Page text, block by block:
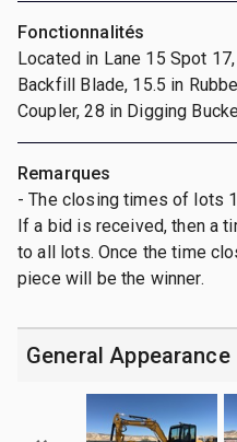
Fonctionnalités
Located in Lane 15 Spot
Backfill Blade, 15.5 in
Coupler, 28 in Digging
Remarques
- The closing times of lots
If a bid is received, then a
to all lots. Once the time
piece will be the winner.
General Appearance